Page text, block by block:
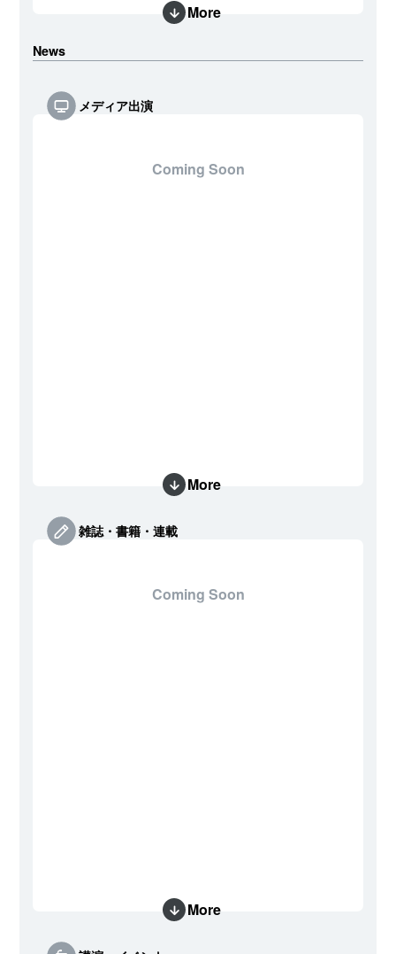
More
News
メディア出演
Coming Soon
More
雑誌・書籍・連載
Coming Soon
More